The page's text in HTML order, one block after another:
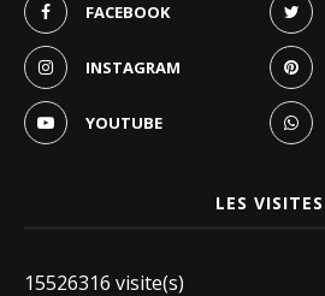
FACEBOOK
INSTAGRAM
YOUTUBE
LES VISITES
15526316 visite(s)